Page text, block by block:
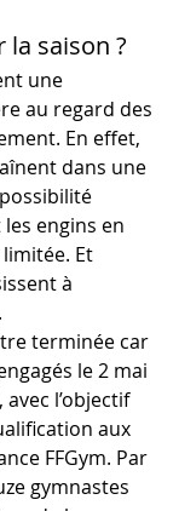
saison ?
une
au regard des
En effet,
dans une
engins en
Et
à
terminée car
le 2 mai
l’objectif
aux
FFGym. Par
gymnastes